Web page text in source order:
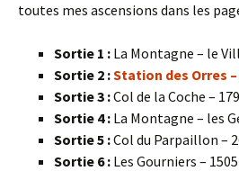
toutes mes ascensions dans les
Sortie 1 : La Montagne – le
Sortie 2 :Station des Orres –
Sortie 3 :Col de la Coche –
Sortie 4 : La Montagne – les
Sortie 5 :Col du Parpaillon –
Sortie 6 : Les Gourniers –